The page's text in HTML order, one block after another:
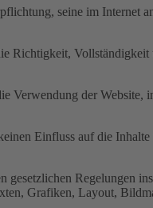
seine im Internet
der Website,
Einfluss auf die
Regelungen
Grafiken, Layout,